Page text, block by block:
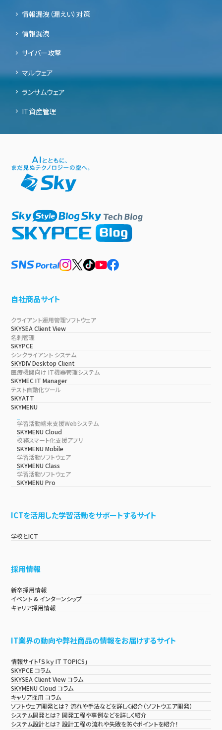
情報漏洩（漏えい）対策
情報漏洩
サイバー攻撃
マルウェア
ランサムウェア
IT資産管理
自社商品サイト
クライアント運用管理ソフトウェア
SKYSEA Client View
名刺管理
SKYPCE
シンクライアント システム
SKYDIV Desktop Client
医療機関向け IT機器管理システム
SKYMEC IT Manager
テスト自動化ツール
SKYATT
SKYMENU
学習活動端末支援Webシステム
SKYMENU Cloud
校務スマート化支援アプリ
SKYMENU Mobile
学習活動ソフトウェア
SKYMENU Class
学習活動ソフトウェア
SKYMENU Pro
ICTを活用した学習活動をサポートするサイト
学校とICT
採用情報
新卒採用情報
イベント & インターンシップ
キャリア採用情報
IT業界の動向や弊社商品の情報をお届けするサイト
情報サイト「Ｓｋｙ IT TOPICS」
SKYPCE コラム
SKYSEA Client View コラム
SKYMENU Cloud コラム
キャリア採用 コラム
ソフトウェア開発とは？ 流れや手法などを詳しく紹介（ソフトウエア開発）
システム開発とは？ 開発工程や事例などを詳しく紹介
システム設計とは？ 設計工程の流れや失敗を防ぐポイントを紹介！